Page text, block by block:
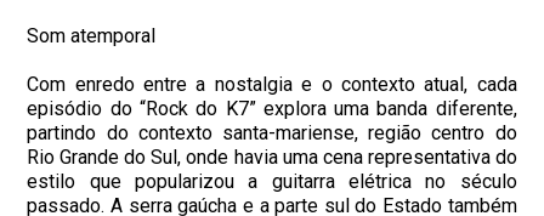
Som atemporal
Com enredo entre a nostalgia e o contexto atual, cada
episódio do “Rock do K7” explora uma banda diferente,
partindo do contexto santa-mariense, região centro do
Rio Grande do Sul, onde havia uma cena representativa do
estilo que popularizou a guitarra elétrica no século
passado. A serra gaúcha e a parte sul do Estado também